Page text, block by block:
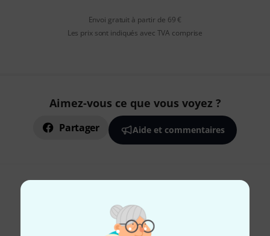
Envoi gratuit à partir de 69 €
Les prix sont indiqués avec TVA comprise
Aimez-vous ce que vous voyez ?
Partager Aide et commentaires